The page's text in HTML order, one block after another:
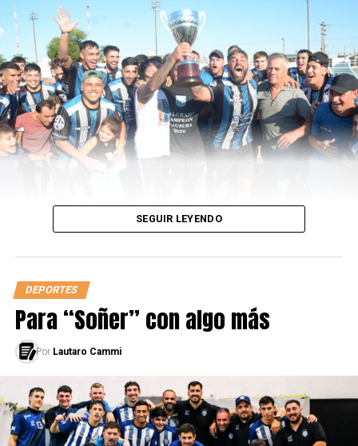
única Eurocopa de su historia.
ARTÍCULOS SOBRE EURO 2024
LEÉ TAMBIÉN
La histórica Bolivia del 63
SEGUIR LEYENDO
DEPORTES
Para “Soñer” con algo más
Por Lautaro Cammi